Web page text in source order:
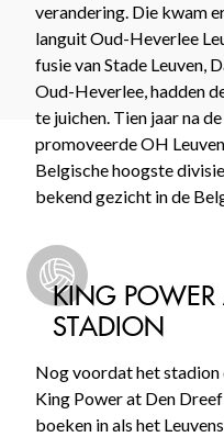
verandering. Die kwam
languit Oud-Heverlee
fusie van Stade Leuven,
Oud-Heverlee, hadden
te juichen. Tien jaar na
promoveerde OH
Belgische hoogste
bekend gezicht in de
KING POWER
STADION
Nog voordat het
King Power at Den
boeken in als het